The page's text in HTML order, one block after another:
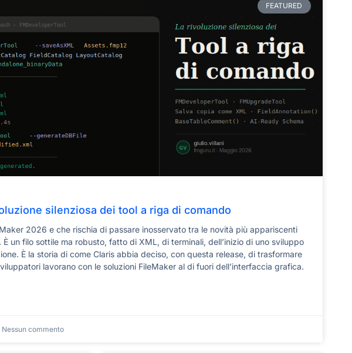
FEATURED
silenziosa dei tool a riga di comando
2026 e che rischia di passare inosservato tra le novità più appariscenti
È un filo sottile ma robusto, fatto di XML, di terminali, dell’inizio di uno sviluppo
È la storia di come Claris abbia deciso, con questa release, di trasformare
lavorano con le soluzioni FileMaker al di fuori dell’interfaccia grafica.
Nessun commento